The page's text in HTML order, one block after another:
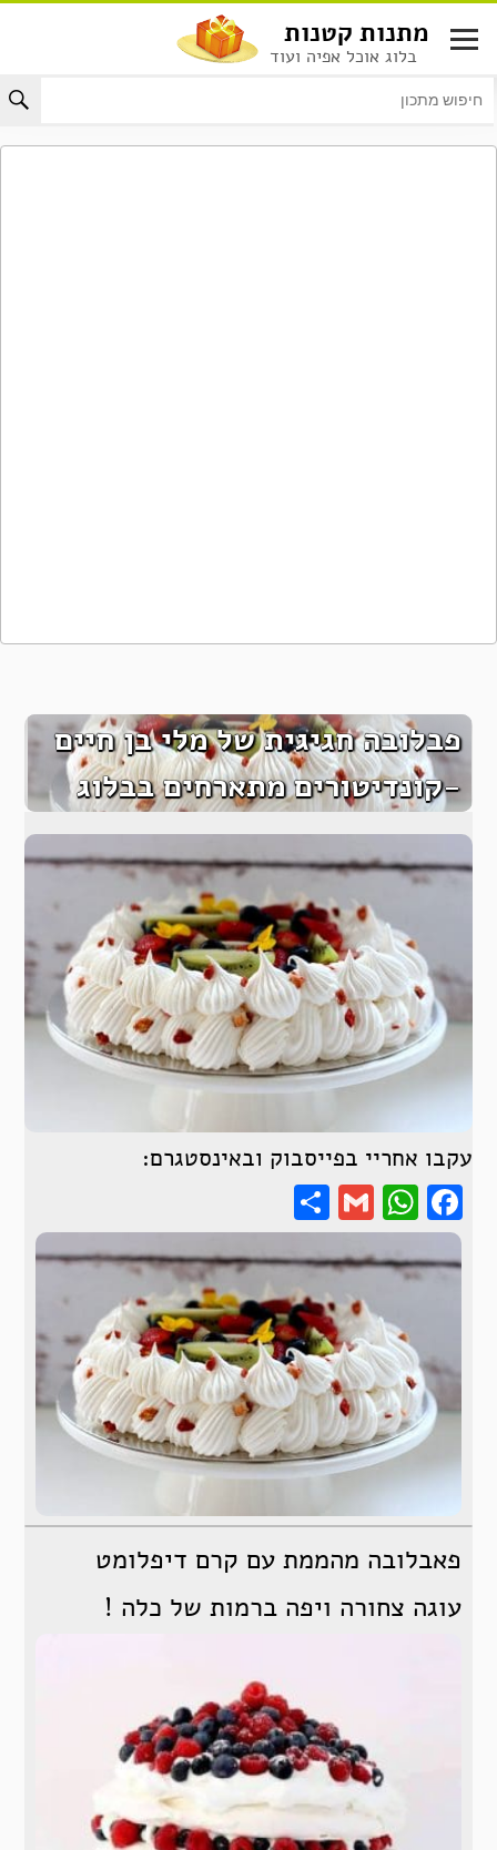
לתוכן
מתנות קטנות
בלוג אוכל אפיה ועוד
פבלובה חגיגית של מלי בן חיים
-קונדיטורים מתארחים בבלוג
עקבו אחריי בפייסבוק ובאינסטגרם:
Facebook
WhatsApp
Gmail
פאבלובה מהממת עם קרם דיפלומט
עוגה צחורה ויפה ברמות של כלה !